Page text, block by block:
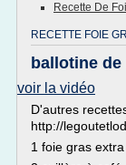
Recette De
RECETTE FOIE
ballotine
voir la vidéo
D'autres
http://
1 foie gras